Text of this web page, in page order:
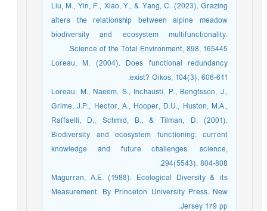
Liu, M., Yin, F., Xiao, Y., & Yang, C. (2023). Grazing
alters the relationship between alpine meadow
biodiversity and ecosystem multifunctionality.
Science of the Total Environment, 898, 165445.
Loreau, M. (2004). Does functional redundancy
exist? Oikos, 104(3), 606-611.
Loreau, M., Naeem, S., Inchausti, P., Bengtsson, J.,
Grime, J.P., Hector, A., Hooper, D.U., Huston, M.A.,
Raffaelli, D., Schmid, B., & Tilman, D. (2001).
Biodiversity and ecosystem functioning: current
knowledge and future challenges. science,
294(5543), 804-808.
Magurran, A.E. (1988). Ecological Diversity & its
Measurement. By Princeton University Press. New
Jersey 179 pp.